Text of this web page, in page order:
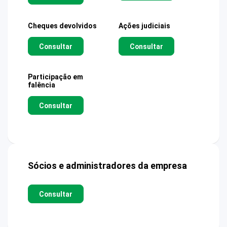
Cheques devolvidos
Consultar
Ações judiciais
Consultar
Participação em
falência
Consultar
Sócios e administradores da empresa
Consultar